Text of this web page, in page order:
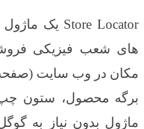
Store Locator یک
های شعب فیزیکی
مکان در وب سایت (صفحه
برگه محصول، ستون
ماژول بدون نیاز به